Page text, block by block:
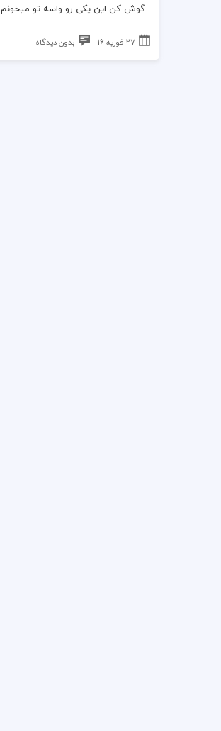
گوش کن این یکی رو واسه تو میخونم
27 فوریه 16 بدون دیدگاه